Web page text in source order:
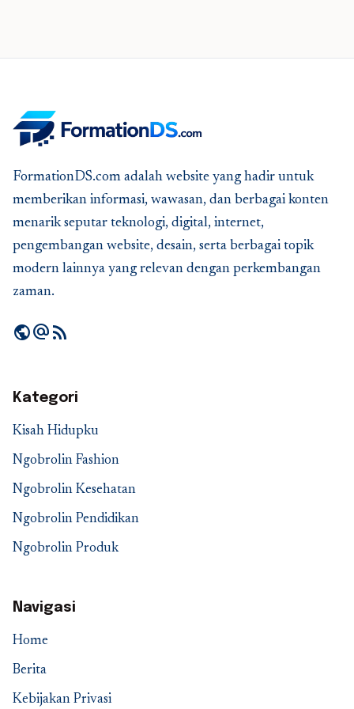
FormationDS.com adalah website yang hadir untuk
memberikan informasi, wawasan, dan berbagai konten
menarik seputar teknologi, digital, internet,
pengembangan website, desain, serta berbagai topik
modern lainnya yang relevan dengan perkembangan
zaman.
publicalternate_emailrss_feed
Kategori
Kisah Hidupku
Ngobrolin Fashion
Ngobrolin Kesehatan
Ngobrolin Pendidikan
Ngobrolin Produk
Navigasi
Home
Berita
Kebijakan Privasi